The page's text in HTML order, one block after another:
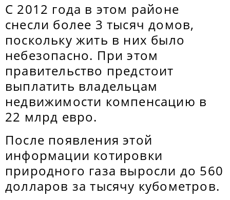
С 2012 года в этом районе
снесли более 3 тысяч домов,
поскольку жить в них было
небезопасно. При этом
правительство предстоит
выплатить владельцам
недвижимости компенсацию в
22 млрд евро.
После появления этой
информации котировки
природного газа выросли до 560
долларов за тысячу кубометров.